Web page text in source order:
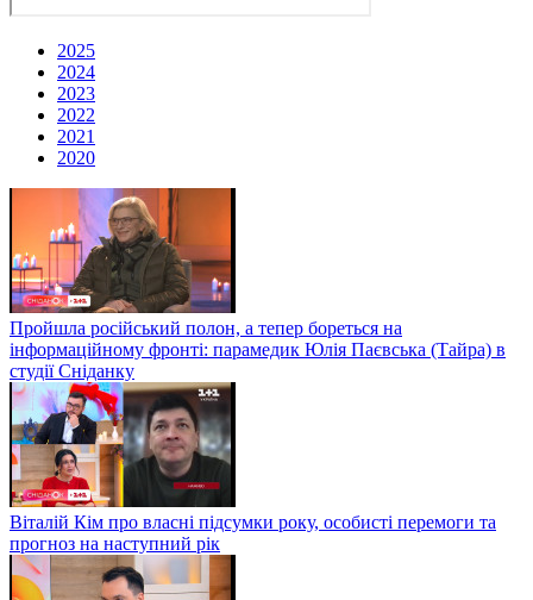
2025
2024
2023
2022
2021
2020
Пройшла російський полон, а тепер бореться на
інформаційному фронті: парамедик Юлія Паєвська (Тайра) в
студії Сніданку
Віталій Кім про власні підсумки року, особисті перемоги та
прогноз на наступний рік